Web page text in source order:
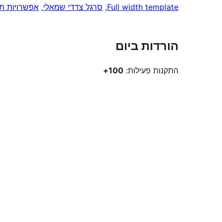
Full width template
, סרגל צדדי שמאלי, אפשרויות
הורדות ביום
התקנות פעילות: 100+